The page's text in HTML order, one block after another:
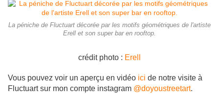
La péniche de Fluctuart décorée par les motifs géométriques de l'artiste
Erell et son super bar en rooftop.
crédit photo : Erell
Vous pouvez voir un aperçu en vidéo ici de notre visite à
Fluctuart sur mon compte instagram @doyoustreetart.